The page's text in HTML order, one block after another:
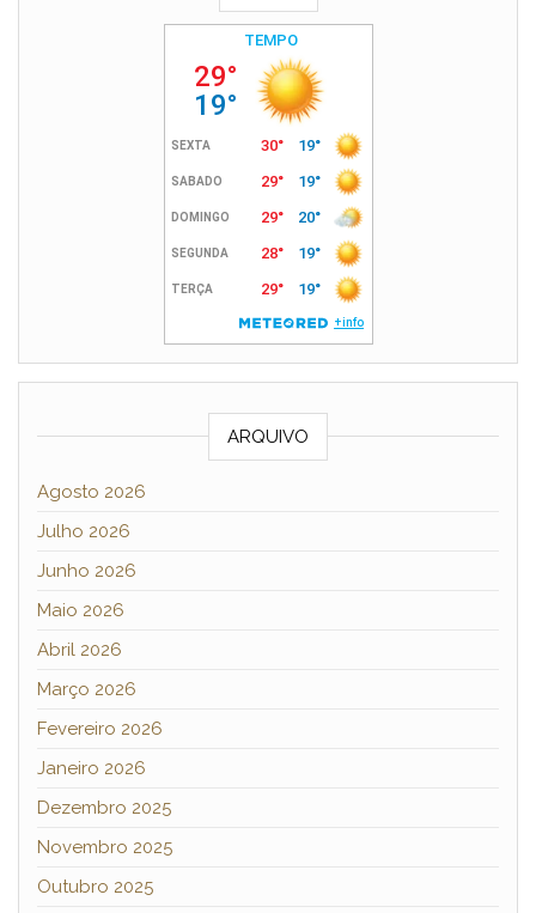
ARQUIVO
Agosto 2026
Julho 2026
Junho 2026
Maio 2026
Abril 2026
Março 2026
Fevereiro 2026
Janeiro 2026
Dezembro 2025
Novembro 2025
Outubro 2025